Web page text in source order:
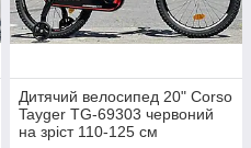
Дитячий велосипед 20" Corso
Tayger TG-69303 червоний
на зріст 110-125 см